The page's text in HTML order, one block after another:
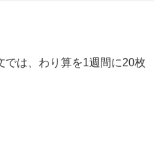
では、わり算を1週間に20枚